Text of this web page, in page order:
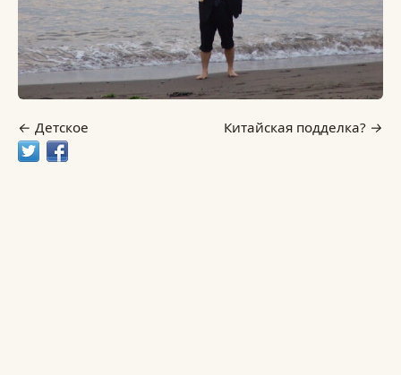
Детское Китайская подделка?